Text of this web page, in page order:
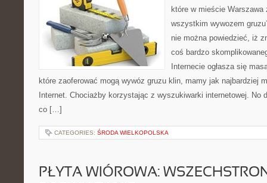
które w mieście Warszawa
wszystkim wywozem
nie można powiedzieć, iż
coś bardzo
Internecie ogłasza się
które zaoferować mogą wywóz gruzu klin, mamy jak najbardziej
Internet. Chociażby korzystając z wyszukiwarki internetowej. No
co […]
CATEGORIES: ŚRODA WIELKOPOLSKA
PŁYTA WIÓROWA: